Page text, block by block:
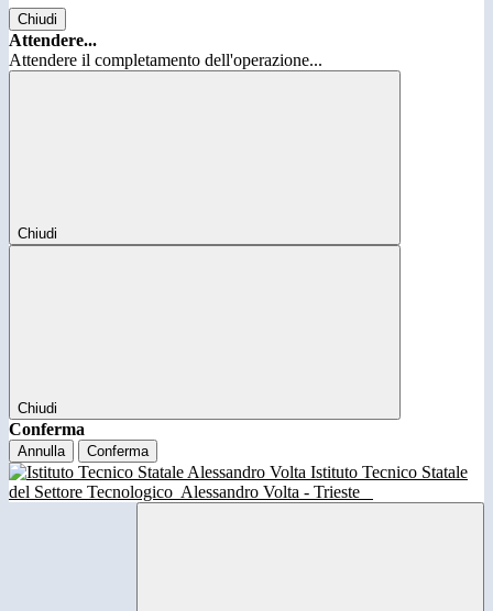
Chiudi
Attendere...
Attendere il completamento dell'operazione...
Chiudi
Chiudi
Conferma
Annulla Conferma
Istituto Tecnico Statale
del Settore Tecnologico Alessandro Volta - Trieste